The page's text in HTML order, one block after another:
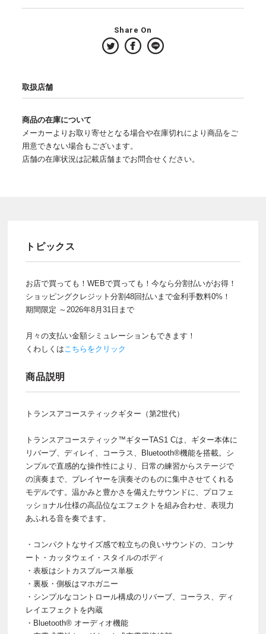
Share On
取扱店舗
商品の在庫について
メーカーよりお取り寄せとなる場合や在庫切れにより商品をご
用意できない場合もございます。
店舗の在庫状況は記載店舗までお問合せください。
トピックス
お店で買っても！WEBで買っても！今なら分割払いがお得！
ショッピングクレジット分割48回払いまで金利手数料0%！
期間限定 ～2026年8月31日まで
月々の支払い金額シミュレーションもできます！
くわしくはこちらをクリック
商品説明
トランスアコースティックギター（第2世代）
トランスアコースティック™ギターTAS1 Cは、ギター本体に
リバーブ、ディレイ、コーラス、Bluetooth®機能を搭載。シ
ンプルで直感的な操作性により、日常の練習からステージで
の演奏まで、プレイヤーを演奏そのものに集中させてくれる
モデルです。温かみと豊かさを備えたサウンドに、プロフェ
ッショナル仕様の高品位なエフェクトを組み合わせ、表現力
あふれる音を奏でます。
・コンパクトなサイズ感で粒立ちの良いサウンドの、コンサ
ート・カッタウェイ・スタイルのボディ
・表板はシトカスプルース単板
・裏板・側板はマホガニー
・シンプルなコントロール構成のリバーブ、コーラス、ディ
レイエフェクトを内蔵
・Bluetooth® オーディオ機能